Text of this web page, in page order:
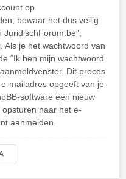
op
bewaar het dus veilig
Als je het wachtwoord van
“Ik ben mijn wachtwoord
Dit proces
mailadres opgeeft van je
software een nieuw
naar het e-
aanmelden.